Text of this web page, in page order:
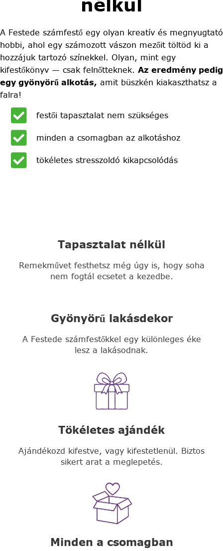
A Festede számfestő egy olyan kreatív és megnyugtató
hobbi, ahol egy számozott vászon mezőit töltöd ki a
hozzájuk tartozó színekkel. Olyan, mint egy
kifestőkönyv — csak felnőtteknek. Az eredmény pedig
egy gyönyörű alkotás, amit büszkén kiakaszthatsz a
falra!
festői tapasztalat nem szükséges
minden a csomagban az alkotáshoz
tökéletes stresszoldó kikapcsolódás
Tapasztalat nélkül
Remekművet festhetsz még úgy is, hogy soha
nem fogtál ecsetet a kezedbe.
Gyönyörű lakásdekor
A Festede számfestőkkel egy különleges éke
lesz a lakásodnak.
Tökéletes ajándék
Ajándékozd kifestve, vagy kifestetlenül. Biztos
sikert arat a meglepetés.
Minden a csomagban